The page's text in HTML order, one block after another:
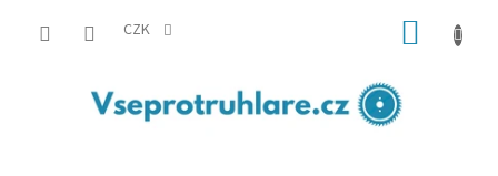
CZK